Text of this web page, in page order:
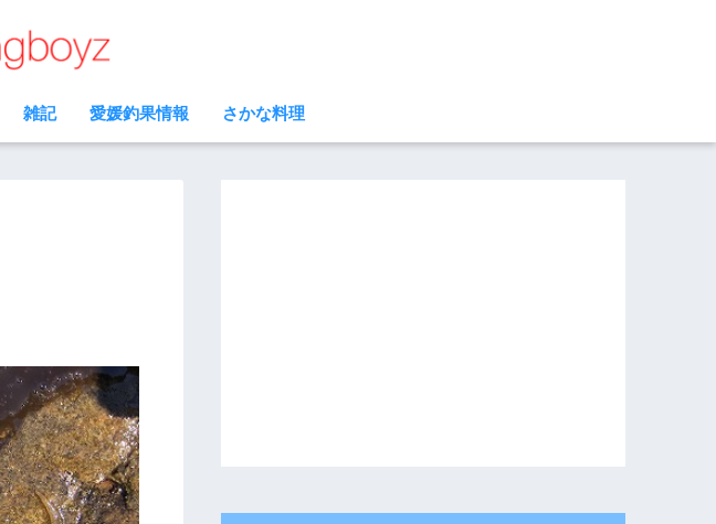
雑記 愛媛釣果情報 さかな料理